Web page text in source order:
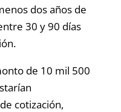
dos años de
30 y 90 días
de 10 mil 500
cotización,